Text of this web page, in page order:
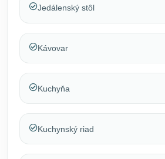
Jedálenský stôl
Kávovar
Kuchyňa
Kuchynský riad